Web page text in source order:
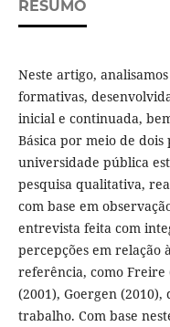
RESUMO
Neste artigo,
formativas,
inicial e continuada,
Básica por meio de
universidade pública
pesquisa qualitativa,
com base em
entrevista feita com
percepções em relação
referência, como Freire
(2001), Goergen
trabalho. Com base